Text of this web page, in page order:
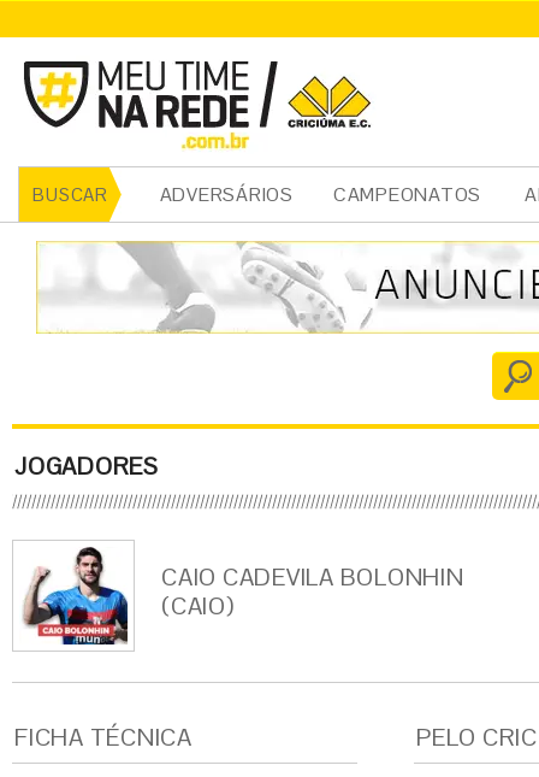
BUSCAR ADVERSÁRIOS CAMPEONATOS
JOGADORES
CAIO CADEVILA BOLONHIN
(CAIO)
FICHA TÉCNICA PELO